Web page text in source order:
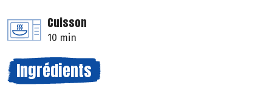
Cuisson
10 min
Ingrédients